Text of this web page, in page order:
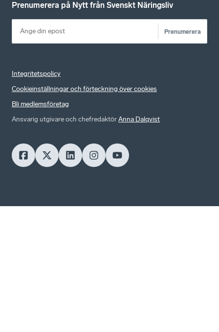
Prenumerera på Nytt från Svenskt Näringsliv
Prenumerera
Integritetspolicy
Cookieinställningar och förteckning över cookies
Bli medlemsföretag
Ansvarig utgivare och chefredaktörAnna Dalqvist